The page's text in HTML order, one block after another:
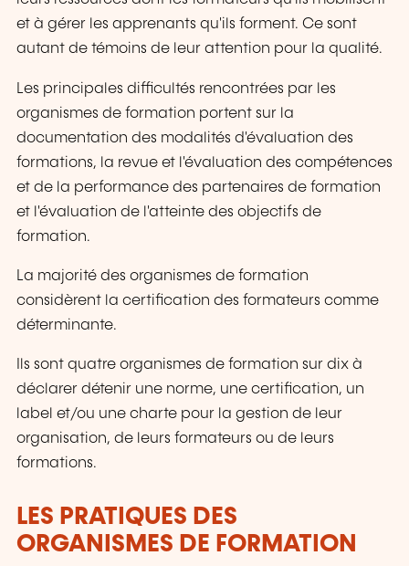
et à gérer les apprenants qu'ils forment. Ce sont
autant de témoins de leur attention pour la qualité.
Les principales difficultés rencontrées par les
organismes de formation portent sur la
documentation des modalités d'évaluation des
formations, la revue et l'évaluation des compétences
et de la performance des partenaires de formation
et l'évaluation de l'atteinte des objectifs de
formation.
La majorité des organismes de formation
considèrent la certification des formateurs comme
déterminante.
Ils sont quatre organismes de formation sur dix à
déclarer détenir une norme, une certification, un
label et/ou une charte pour la gestion de leur
organisation, de leurs formateurs ou de leurs
formations.
LES PRATIQUES DES
ORGANISMES DE FORMATION